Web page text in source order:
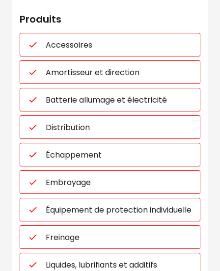
Produits
Accessoires
Amortisseur et direction
Batterie allumage et électricité
Distribution
Échappement
Embrayage
Équipement de protection individuelle
Freinage
Liquides, lubrifiants et additifs